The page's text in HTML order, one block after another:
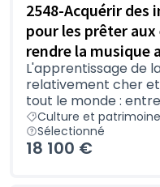
2548-Acquérir des
pour les prêter
rendre la musique
L'apprentissage de
relativement cher
tout le monde :
Culture et patrimoine
Sélectionné
18 100 €